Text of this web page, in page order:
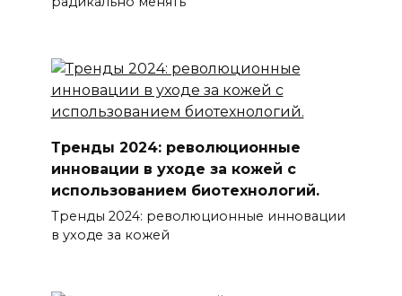
Тренды 2024: революционные
инновации в уходе за кожей с
использованием биотехнологий.
Тренды 2024: революционные инновации
в уходе за кожей